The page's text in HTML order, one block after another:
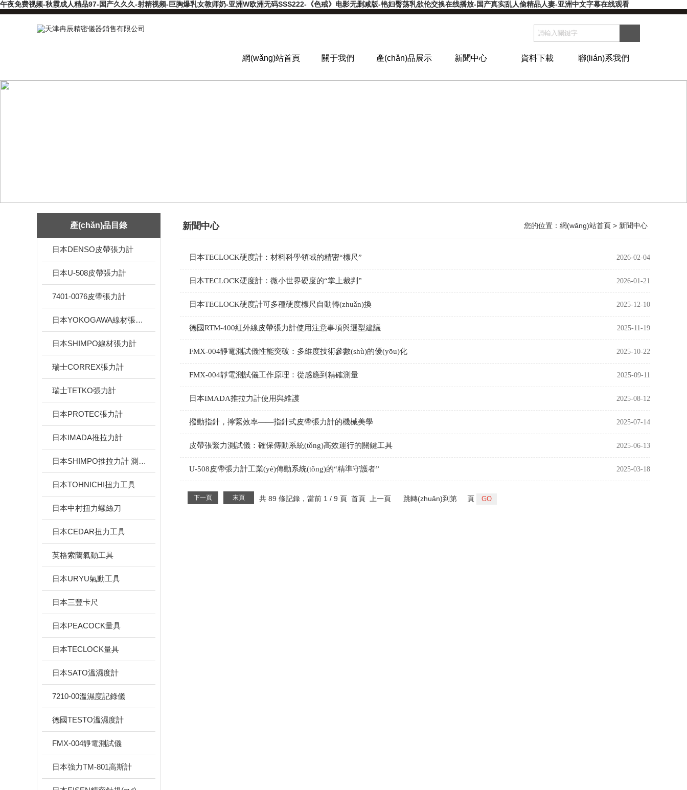
午夜免费视频-秋霞成人精品97-国产久久久-射精视频-巨胸爆乳女教师奶-亚洲W欧洲无码SSS222-《色戒》电影无删减版-艳妇臀荡乳欲伦交换在线播放-国产真实乱人偷精品人妻-亚洲中文字幕在线观看
網(wǎng)站首頁 關于我們 產(chǎn)品展示 新聞中心 資料下載 聯(lián)系我們
產(chǎn)品目錄
日本DENSO皮帶張力計
日本U-508皮帶張力計
7401-0076皮帶張力計
日本YOKOGAWA線材張力計
日本SHIMPO線材張力計
瑞士CORREX張力計
瑞士TETKO張力計
日本PROTEC張力計
日本IMADA推拉力計
日本SHIMPO推拉力計 測試臺
日本TOHNICHI扭力工具
日本中村扭力螺絲刀
日本CEDAR扭力工具
英格索蘭氣動工具
日本URYU氣動工具
日本三豐卡尺
日本PEACOCK量具
日本TECLOCK量具
日本SATO溫濕度計
7210-00溫濕度記錄儀
德國TESTO溫濕度計
FMX-004靜電測試儀
日本強力TM-801高斯計
新聞中心 您的位置： 網(wǎng)站首頁 > 新聞中心
日本TECLOCK硬度計：材料科學領域的精密“標尺” 2026-02-04
日本TECLOCK硬度計：微小世界硬度的“掌上裁判” 2026-01-21
日本TECLOCK硬度計可多種硬度標尺自動轉(zhuǎn)換 2025-12-10
德國RTM-400紅外線皮帶張力計使用注意事項與選型建議 2025-11-19
FMX-004靜電測試儀性能突破：多維度技術參數(shù)的優(yōu)化 2025-10-22
FMX-004靜電測試儀工作原理：從感應到精確測量 2025-09-11
日本IMADA推拉力計使用與維護 2025-08-12
撥動指針，擰緊效率——指針式皮帶張力計的機械美學 2025-07-14
皮帶張緊力測試儀：確保傳動系統(tǒng)高效運行的關鍵工具 2025-06-13
U-508皮帶張力計工業(yè)傳動系統(tǒng)的“精準守護者” 2025-03-18
共 89 條記錄，當前 1 / 9 頁 首頁 上一頁
下一頁 末頁 跳轉(zhuǎn)到第 頁